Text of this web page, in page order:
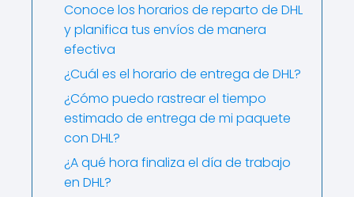
Conoce los horarios de reparto de DHL
y planifica tus envíos de manera
efectiva
¿Cuál es el horario de entrega de DHL?
¿Cómo puedo rastrear el tiempo
estimado de entrega de mi paquete
con DHL?
¿A qué hora finaliza el día de trabajo
en DHL?